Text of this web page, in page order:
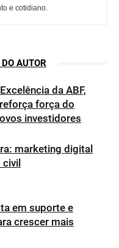
e cotidiano.
AUTOR
da ABF,
força do
investidores
marketing digital
em suporte e
crescer mais